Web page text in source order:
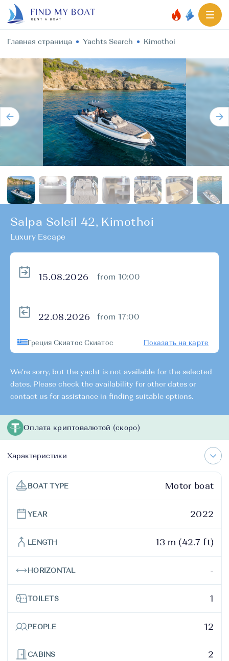
Главная страница Yachts Search Kimothoi
Salpa Soleil 42, Kimothoi
Luxury Escape
from 10:00
from 17:00
Греция Скиатос Скиатос Показать на карте
We're sorry, but the yacht is not available for the selected
dates. Please check the availability for other dates or
contact us for assistance in finding suitable options.
Оплата криптовалютой (скоро)
Характеристики
BOAT TYPE Motor boat
YEAR 2022
LENGTH 13 m (42.7 ft)
HORIZONTAL -
TOILETS 1
PEOPLE 12
CABINS 2